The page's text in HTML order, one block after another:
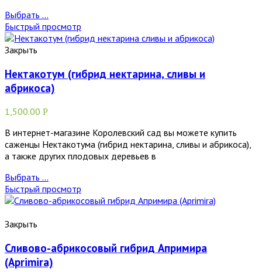
Выбрать ...
Быстрый просмотр
Закрыть
Нектакотум (гибрид нектарина, сливы и
абрикоса)
1,500.00 Р
В интернет-магазине Королевский сад вы можете купить
саженцы Нектакотума (гибрид нектарина, сливы и абрикоса),
а также других плодовых деревьев в
Выбрать ...
Быстрый просмотр
Закрыть
Сливово-абрикосовый гибрид Апримира
(Aprimira)